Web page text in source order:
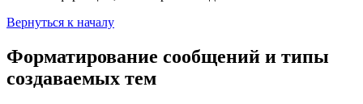
Вернуться к началу
Форматирование сообщений и типы
создаваемых тем